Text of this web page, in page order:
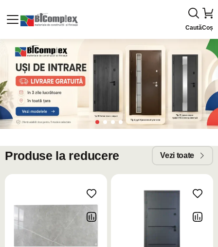
CautăCoș
Produse la reducere Vezi toate